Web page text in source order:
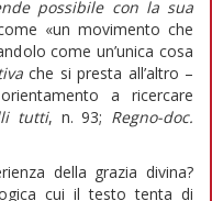
possibile con la sua
«un movimento che
come un’unica cosa
che si presta all’altro –
a ricercare
tutti, n. 93; Regno-doc.
della grazia divina?
cui il testo tenta di